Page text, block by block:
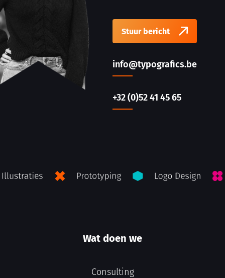
Stuur bericht
info@typografics.be
+32 (0)52 41 45 65
Wat doen we
Consulting